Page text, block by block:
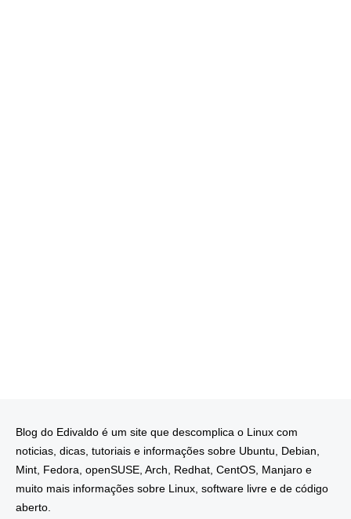
Blog do Edivaldo é um site que descomplica o Linux com
noticias, dicas, tutoriais e informações sobre Ubuntu, Debian,
Mint, Fedora, openSUSE, Arch, Redhat, CentOS, Manjaro e
muito mais informações sobre Linux, software livre e de código
aberto.